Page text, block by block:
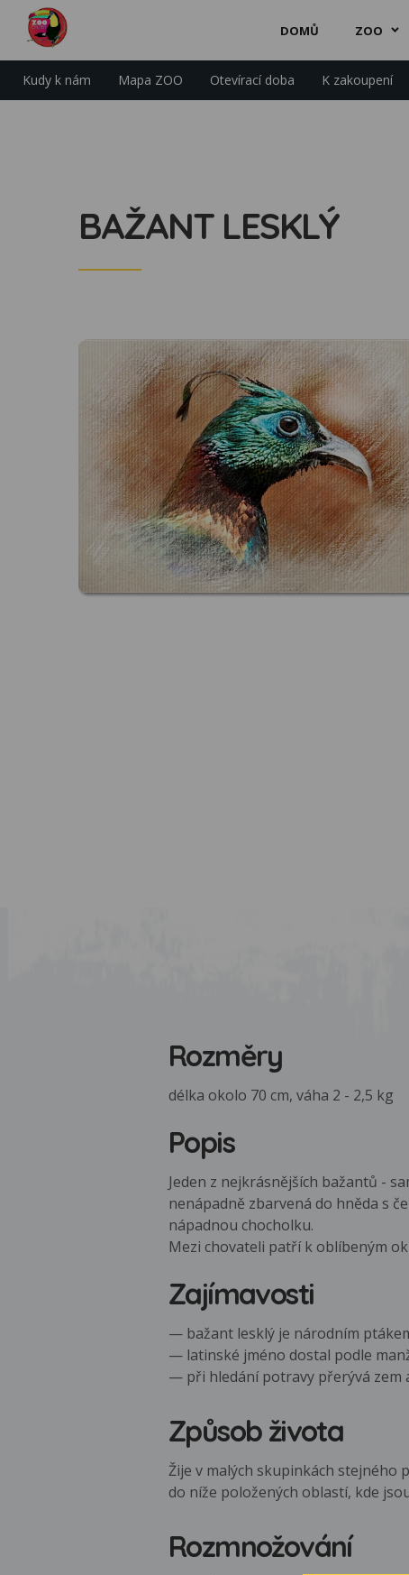
DOMŮ ZOO
Kudy k nám Mapa ZOO Otevírací doba K zakoupení
BAŽANT LESKLÝ
Rozměry
délka okolo 70 cm, váha 2 - 2,5 kg
Popis
Jeden z nejkrásnějších bažantů -
nenápadně zbarvená do hněda s
nápadnou chocholku.
Mezi chovateli patří k oblíbeným
Zajímavosti
— bažant lesklý je národním
— latinské jméno dostal podle
— při hledání potravy přerývá zem
Způsob života
Žije v malých skupinkách stejného
do níže položených oblastí, kde
Rozmnožování